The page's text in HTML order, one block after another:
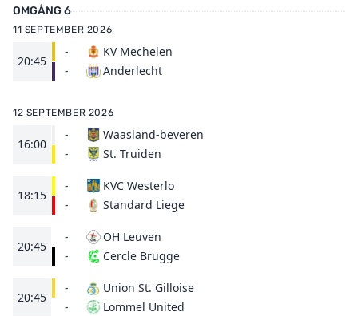
OMGÅNG 6
11 SEPTEMBER 2026
20:45
-
-
KV Mechelen
Anderlecht
12 SEPTEMBER 2026
16:00
-
-
Waasland-beveren
St. Truiden
18:15
-
-
KVC Westerlo
Standard Liege
20:45
-
-
OH Leuven
Cercle Brugge
20:45
-
-
Union St. Gilloise
Lommel United